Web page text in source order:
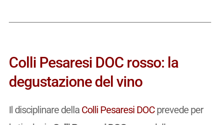
Colli Pesaresi DOC rosso: la
degustazione del vino
Il disciplinare della Colli Pesaresi DOCprevede per